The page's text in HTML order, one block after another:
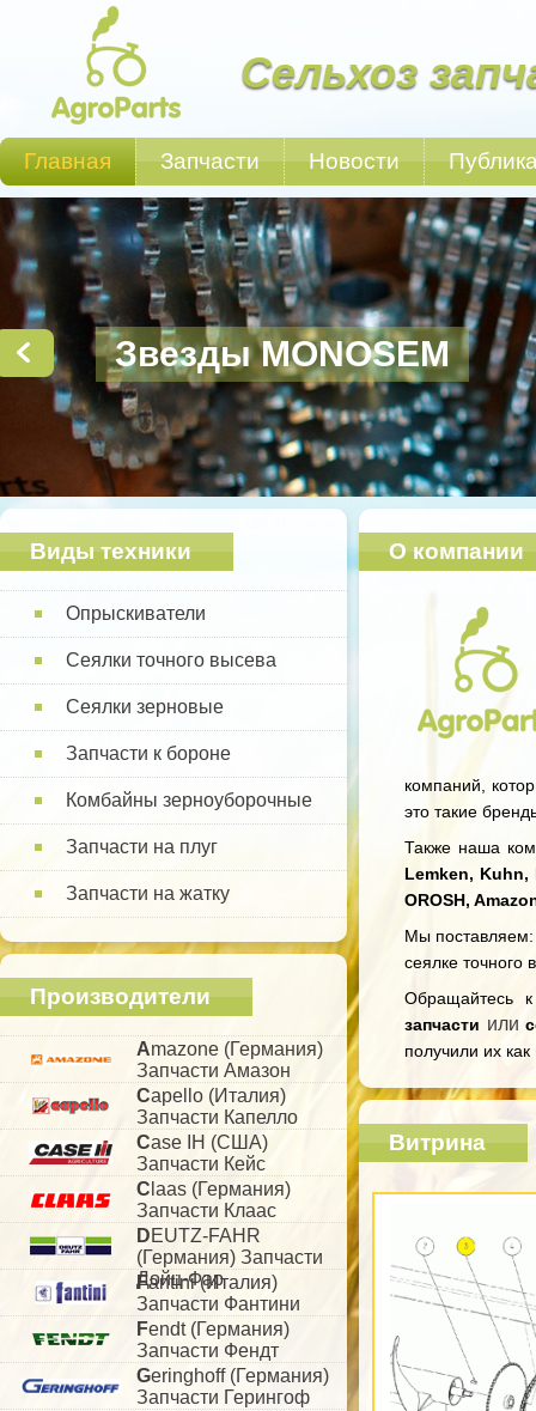
Сельхоз
Главная Запчасти Новости
Звезды MONOSEM
Виды техники
Опрыскиватели
Сеялки точного высева
Сеялки зерновые
Запчасти к бороне
Комбайны зерноуборочные
Запчасти на плуг
Запчасти на жатку
Производители
Amazone (Германия)
Запчасти Амазон
Capello (Италия)
Запчасти Капелло
Case IH (США)
Запчасти Кейс
C laas (Германия)
Запчасти Клаас
DEUTZ-FAHR
(Германия) Запчасти
Дойц-Фар
Fantini (Италия)
Запчасти Фантини
Fendt (Германия)
Запчасти Фендт
Geringhoff (Германия)
Запчасти Герингоф
О компании
компаний,
это такие
Также наша
Lemken, Kuhn,
OROSH,
Мы поставляем:
сеялке точного
Обращайтесь
запчасти или
получили их
Витрина